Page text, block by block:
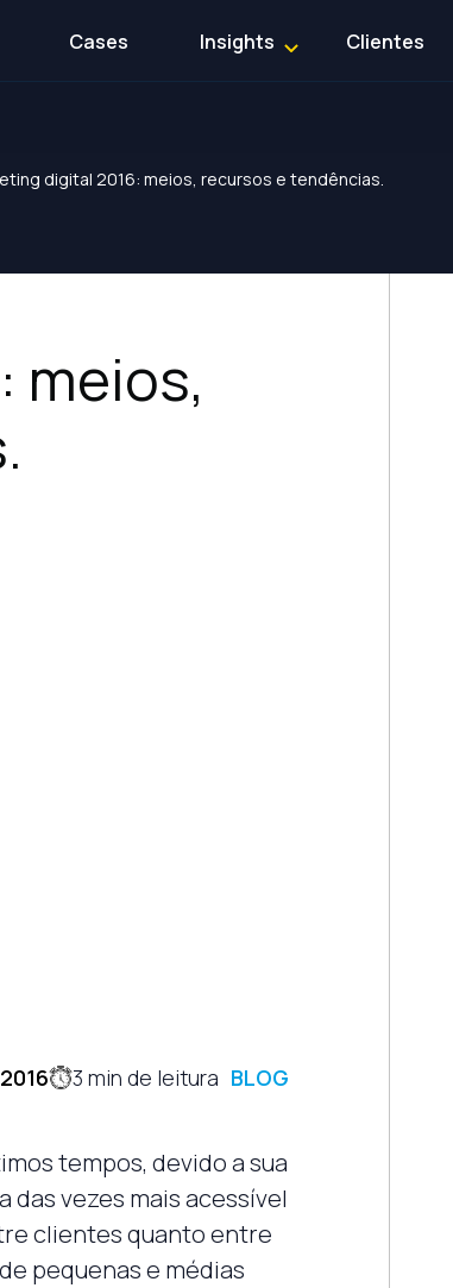
Cases Insights Clientes
digital 2016: meios, recursos e tendências.
meios,
3 min de leitura BLOG
tempos, devido a sua
das vezes mais acessível
clientes quanto entre
pequenas e médias